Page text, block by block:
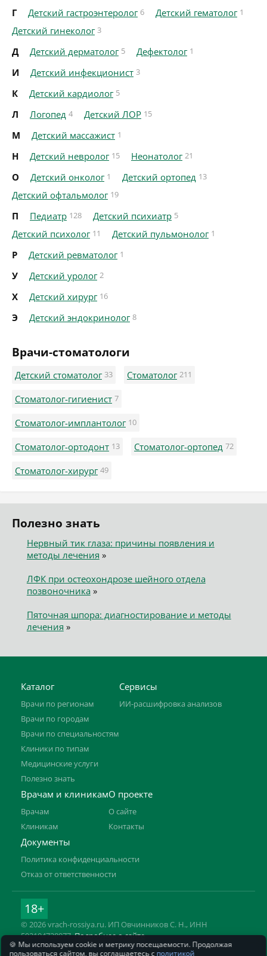
Г Детский гастроэнтеролог 6 Детский гематолог 1
Детский гинеколог 3
Д Детский дерматолог 5 Дефектолог 1
И Детский инфекционист 3
К Детский кардиолог 5
Л Логопед 4 Детский ЛОР 15
М Детский массажист 1
Н Детский невролог 15 Неонатолог 21
О Детский онколог 1 Детский ортопед 13
Детский офтальмолог 19
П Педиатр 128 Детский психиатр 5
Детский психолог 11 Детский пульмонолог 1
Р Детский ревматолог 1
У Детский уролог 2
Х Детский хирург 16
Э Детский эндокринолог 8
Врачи-стоматологи
Детский стоматолог 33 Стоматолог 211
Стоматолог-гигиенист 7
Стоматолог-имплантолог 10
Стоматолог-ортодонт 13 Стоматолог-ортопед 72
Стоматолог-хирург 49
Полезно знать
Нервный тик глаза: причины появления и
методы лечения »
ЛФК при остеохондрозе шейного отдела
позвоночника»
Пяточная шпора: диагностирование и методы
лечения »
Каталог
Врачи по регионам
Врачи по городам
Врачи по специальностям
Клиники по типам
Медицинские услуги
Полезно знать
Сервисы
ИИ-расшифровка анализов
Врачам и клиникам
Врачам
Клиникам
О проекте
О сайте
Контакты
Документы
Политика конфиденциальности
Отказ от ответственности
18+
© 2026 vrach-rossiya.ru. ИП Овчинников С. Н., ИНН
592104728977.Подробнее о сайте
Информация на сайте не заменяет приём врача. Имеются
🍪 Мы используем cookie и метрику посещаемости. Продолжая
пользоваться сайтом, вы соглашаетесь с политикой